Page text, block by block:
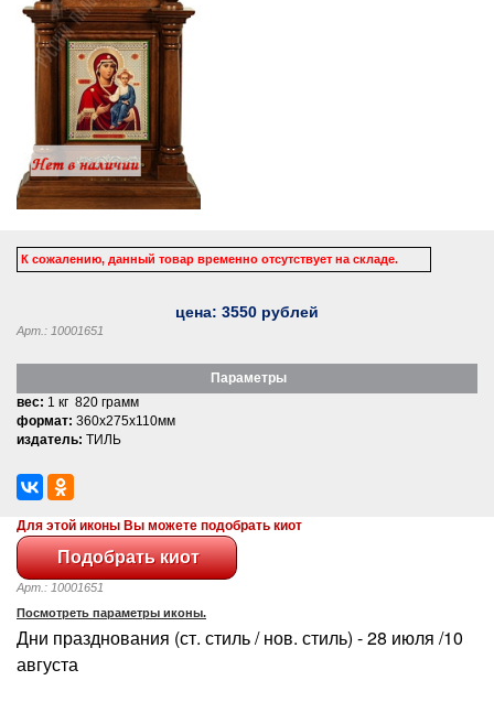
К сожалению, данный товар временно отсутствует на складе.
цена: 3550 рублей
Арт.: 10001651
Параметры
вес: 1 кг 820 грамм
формат: 360x275x110мм
издатель: ТИЛЬ
Для этой иконы Вы можете подобрать киот
Арт.: 10001651
Посмотреть параметры иконы.
Дни празднования (ст. стиль / нов. стиль) - 28 июля /10
августа